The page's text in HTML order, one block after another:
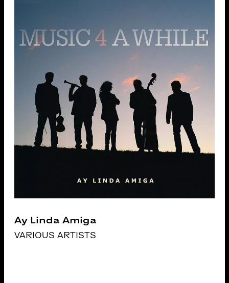
Ay Linda Amiga
VARIOUS ARTISTS